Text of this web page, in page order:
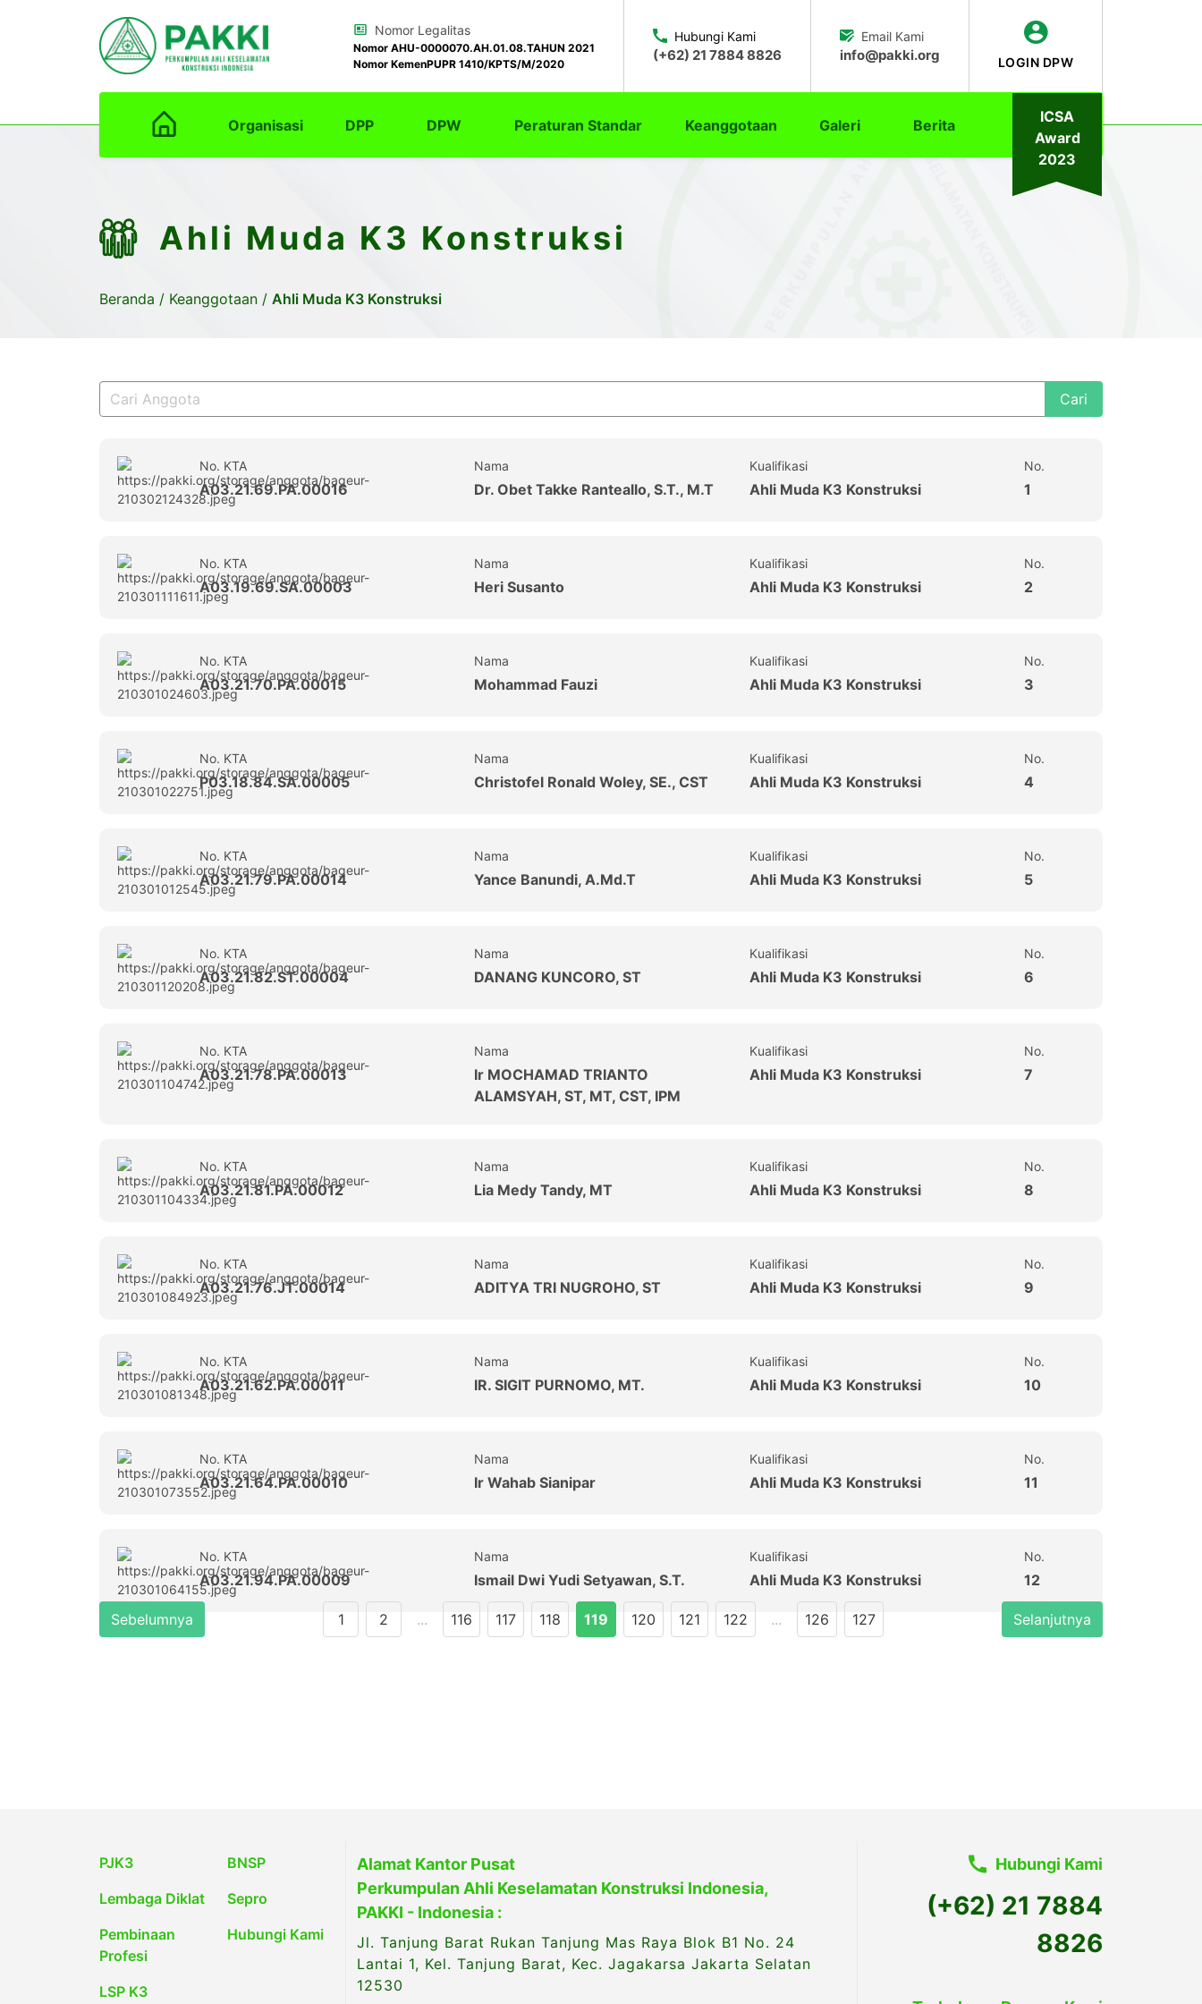
Nomor Legalitas
Nomor AHU-0000070.AH.01.08.TAHUN 2021
Nomor KemenPUPR 1410/KPTS/M/2020
Hubungi Kami
(+62) 21 7884 8826
Email Kami
info@pakki.org LOGIN DPW
Organisasi DPP DPW Peraturan Standar Keanggotaan Galeri Berita
ICSA
Award
2023
Ahli Muda K3 Konstruksi
Beranda / Keanggotaan / Ahli Muda K3 Konstruksi
Cari
No. KTA
A03.21.69.PA.00016
Nama
Dr. Obet Takke Ranteallo, S.T., M.T
Kualifikasi
Ahli Muda K3 Konstruksi
No.
1
No. KTA
A03.19.69.SA.00003
Nama
Heri Susanto
Kualifikasi
Ahli Muda K3 Konstruksi
No.
2
No. KTA
A03.21.70.PA.00015
Nama
Mohammad Fauzi
Kualifikasi
Ahli Muda K3 Konstruksi
No.
3
No. KTA
P03.18.84.SA.00005
Nama
Christofel Ronald Woley, SE., CST
Kualifikasi
Ahli Muda K3 Konstruksi
No.
4
No. KTA
A03.21.79.PA.00014
Nama
Yance Banundi, A.Md.T
Kualifikasi
Ahli Muda K3 Konstruksi
No.
5
No. KTA
A03.21.82.ST.00004
Nama
DANANG KUNCORO, ST
Kualifikasi
Ahli Muda K3 Konstruksi
No.
6
No. KTA
A03.21.78.PA.00013
Nama
Ir MOCHAMAD TRIANTO
ALAMSYAH, ST, MT, CST, IPM
Kualifikasi
Ahli Muda K3 Konstruksi
No.
7
No. KTA
A03.21.81.PA.00012
Nama
Lia Medy Tandy, MT
Kualifikasi
Ahli Muda K3 Konstruksi
No.
8
No. KTA
A03.21.76.JT.00014
Nama
ADITYA TRI NUGROHO, ST
Kualifikasi
Ahli Muda K3 Konstruksi
No.
9
No. KTA
A03.21.62.PA.00011
Nama
IR. SIGIT PURNOMO, MT.
Kualifikasi
Ahli Muda K3 Konstruksi
No.
10
No. KTA
A03.21.64.PA.00010
Nama
Ir Wahab Sianipar
Kualifikasi
Ahli Muda K3 Konstruksi
No.
11
No. KTA
A03.21.94.PA.00009
Nama
Ismail Dwi Yudi Setyawan, S.T.
Kualifikasi
Ahli Muda K3 Konstruksi
No.
12
Sebelumnya Selanjutnya
1 2 ... 116 117 118 119 120 121 122 ... 126 127
PJK3
Lembaga Diklat
Pembinaan
Profesi
LSP K3
BNSP
Sepro
Hubungi Kami
Alamat Kantor Pusat
Perkumpulan Ahli Keselamatan Konstruksi Indonesia,
PAKKI - Indonesia :
Jl. Tanjung Barat Rukan Tanjung Mas Raya Blok B1 No. 24
Lantai 1, Kel. Tanjung Barat, Kec. Jagakarsa Jakarta Selatan
12530
Hubungi Kami
(+62) 21 7884
8826